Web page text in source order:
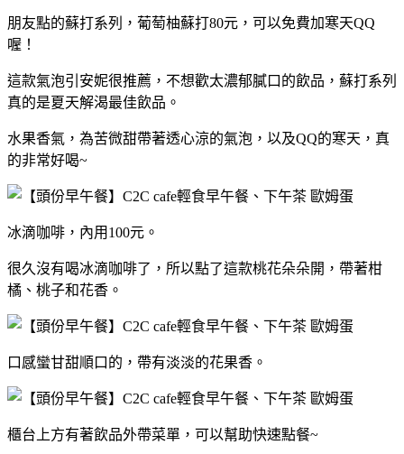
朋友點的蘇打系列，葡萄柚蘇打80元，可以免費加寒天QQ
喔！
這款氣泡引安妮很推薦，不想歡太濃郁膩口的飲品，蘇打系列
真的是夏天解渴最佳飲品。
水果香氣，為苦微甜帶著透心涼的氣泡，以及QQ的寒天，真
的非常好喝~
冰滴咖啡，內用100元。
很久沒有喝冰滴咖啡了，所以點了這款桃花朵朵開，帶著柑
橘、桃子和花香。
口感蠻甘甜順口的，帶有淡淡的花果香。
櫃台上方有著飲品外帶菜單，可以幫助快速點餐~